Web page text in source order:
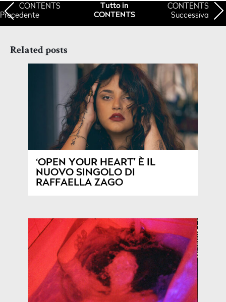
CONTENTS
Precedente
Tutto in
CONTENTS
CONTENTS
Successiva
Related posts
‘OPEN YOUR HEART’ È IL
NUOVO SINGOLO DI
RAFFAELLA ZAGO